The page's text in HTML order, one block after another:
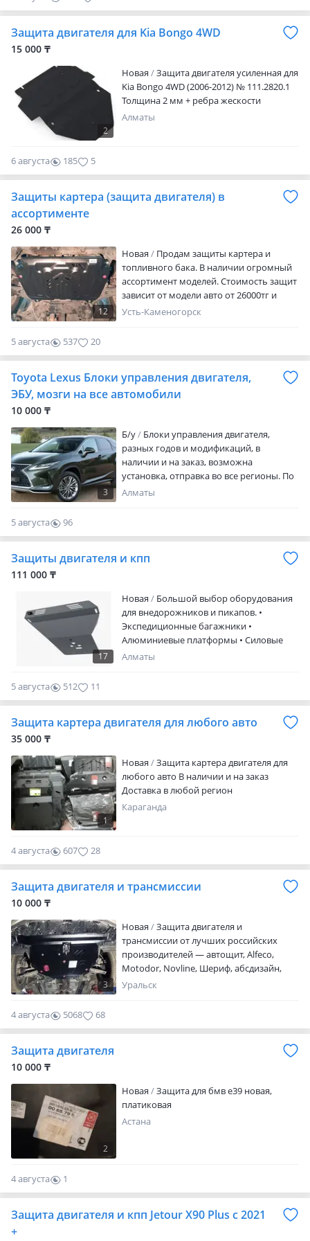
Защита двигателя для Kia Bongo 4WD
15 000 ₸
2
Новая
Защита двигателя усиленная для
Kia Bongo 4WD (2006-2012) № 111.2820.1
Толщина 2 мм + ребра жескости
Алматы
6 августа 185 5
Защиты картера (защита двигателя) в
ассортименте
26 000 ₸
12
Новая
Продам защиты картера и
топливного бака. В наличии огромный
ассортимент моделей. Стоимость защит
зависит от модели авто от 26000тг и
выше! Смотрите наши другие
Усть-Каменогорск
5 августа 537 20
Toyota Lexus Блоки управления двигателя,
ЭБУ, мозги на все автомобили
10 000 ₸
3
Б/у
Блоки управления двигателя,
разных годов и модификаций, в
наличии и на заказ, возможна
установка, отправка во все регионы. По
всем вопросам звоните или пишите
Алматы
5 августа
96
0
Защиты двигателя и кпп
111 000 ₸
17
Новая
Большой выбор оборудования
для внедорожников и пикапов. •
Экспедиционные багажники •
Алюминиевые платформы • Силовые
бамперы и пороги • Калитки запасного
Лебёдки • Органайзеры и системы
хранения • Шноркели и другие
заказ Профессиональная…
Алматы
5 августа 512 11
Защита картера двигателя для любого авто
35 000 ₸
1
Новая
Защита картера двигателя для
любого авто В наличии и на заказ
Доставка в любой регион
Караганда
4 августа 607 28
Защита двигателя и трансмиссии
10 000 ₸
3
Новая
Защита двигателя и
трансмиссии от лучших российских
производителей — автощит, Alfeco,
Motodor, Novline, Шериф, абсдизайн,
Protex, Автоброня. Материал
марку автомобиля за 7 дней (при
покраска. Качество продукта являе…
Уральск
4 августа 5068 68
Защита двигателя
10 000 ₸
2
Новая
Защита для бмв е39 новая,
платиковая
Астана
4 августа
1
0
Защита двигателя и кпп Jetour X90 Plus с 2021
+